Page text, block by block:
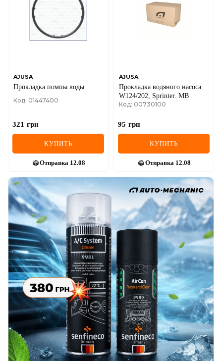
AJUSA
Прокладка помпы воды
Код: 01447400
321 грн
КУПИТЬ
Отправка 12.08
AJUSA
Прокладка водяного насоса
W124/202, Sprinter. MB
Код: 00730100
95 грн
КУПИТЬ
Отправка 12.08